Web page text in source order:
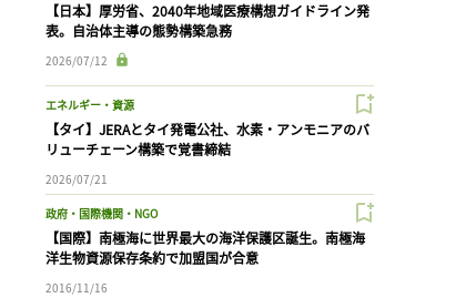
【日本】厚労省、2040年地域医療構想ガイドライン発
表。自治体主導の態勢構築急務
2026/07/12
エネルギー・資源
【タイ】JERAとタイ発電公社、水素・アンモニアのバ
リューチェーン構築で覚書締結
2026/07/21
政府・国際機関・NGO
【国際】南極海に世界最大の海洋保護区誕生。南極海
洋生物資源保存条約で加盟国が合意
2016/11/16